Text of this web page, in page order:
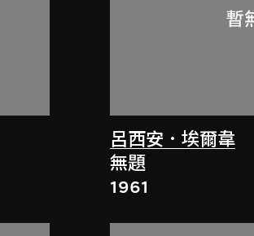
呂西安．埃爾韋
無題
1961